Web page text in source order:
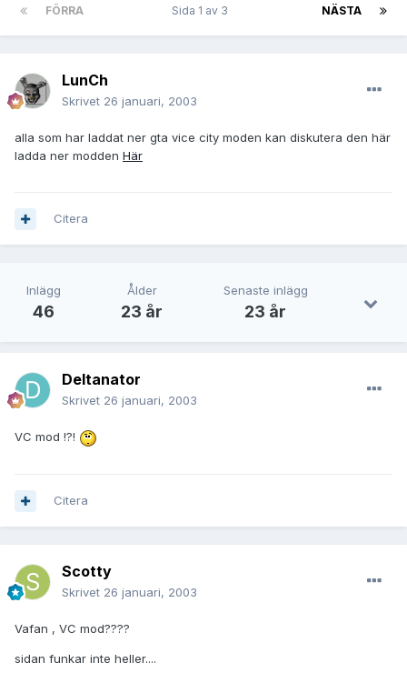
FÖRRA NÄSTA
Sida 1 av 3
LunCh
Skrivet 26 januari, 2003
alla som har laddat ner gta vice city moden kan diskutera den här
ladda ner modden Här
Citera
Inlägg
46
Ålder
23 år
Senaste inlägg
23 år
Deltanator
Skrivet 26 januari, 2003
VC mod !?!
Citera
Scotty
Skrivet 26 januari, 2003
Vafan , VC mod????
sidan funkar inte heller....